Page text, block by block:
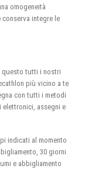
omogeneità
integre le
questo tutti i nostri
più vicino a te
con tutti i metodi
assegni e
indicati al momento
30 giorni
e abbigliamento